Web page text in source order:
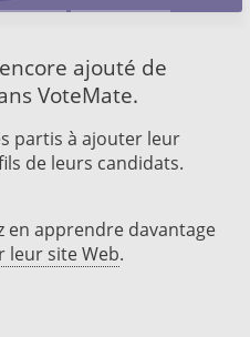
ajouté de
VoteMate.
partis à ajouter leur
de leurs candidats.
en apprendre davantage
leur site Web.